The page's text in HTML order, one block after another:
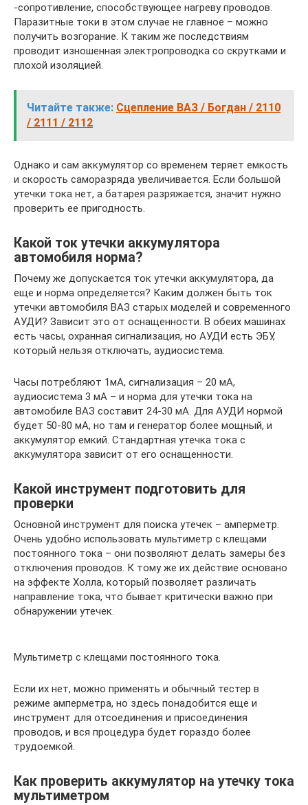
-сопротивление, способствующее нагреву проводов.
Паразитные токи в этом случае не главное – можно
получить возгорание. К таким же последствиям
проводит изношенная электропроводка со скрутками и
плохой изоляцией.
Читайте также: Сцепление ВАЗ / Богдан / 2110
/ 2111 / 2112
Однако и сам аккумулятор со временем теряет емкость
и скорость саморазряда увеличивается. Если большой
утечки тока нет, а батарея разряжается, значит нужно
проверить ее пригодность.
Какой ток утечки аккумулятора
автомобиля норма?
Почему же допускается ток утечки аккумулятора, да
еще и норма определяется? Каким должен быть ток
утечки автомобиля ВАЗ старых моделей и современного
АУДИ? Зависит это от оснащенности. В обеих машинах
есть часы, охранная сигнализация, но АУДИ есть ЭБУ,
который нельзя отключать, аудиосистема.
Часы потребляют 1мА, сигнализация – 20 мА,
аудиосистема 3 мА – и норма для утечки тока на
автомобиле ВАЗ составит 24-30 мА. Для АУДИ нормой
будет 50-80 мА, но там и генератор более мощный, и
аккумулятор емкий. Стандартная утечка тока с
аккумулятора зависит от его оснащенности.
Какой инструмент подготовить для
проверки
Основной инструмент для поиска утечек – амперметр.
Очень удобно использовать мультиметр с клещами
постоянного тока – они позволяют делать замеры без
отключения проводов. К тому же их действие основано
на эффекте Холла, который позволяет различать
направление тока, что бывает критически важно при
обнаружении утечек.
Мультиметр с клещами постоянного тока.
Если их нет, можно применять и обычный тестер в
режиме амперметра, но здесь понадобится еще и
инструмент для отсоединения и присоединения
проводов, и вся процедура будет гораздо более
трудоемкой.
Как проверить аккумулятор на утечку тока
мультиметром